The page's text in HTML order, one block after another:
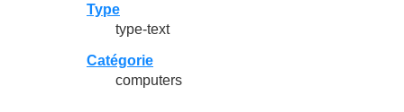
Type
type-text
Catégorie
computers